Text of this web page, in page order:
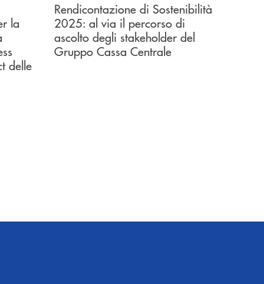
la
delle
Rendicontazione di Sostenibilità
2025: al via il percorso di
ascolto degli stakeholder del
Gruppo Cassa Centrale